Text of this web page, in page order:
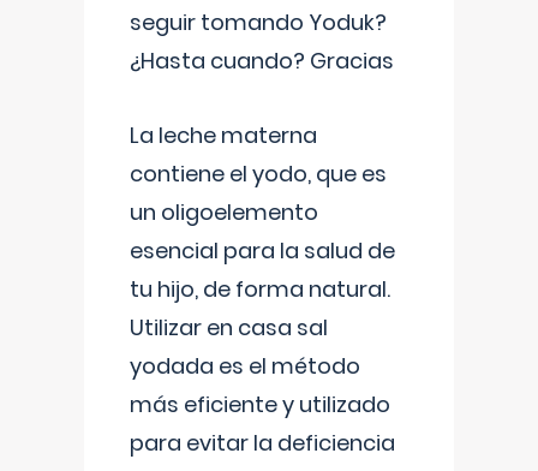
seguir tomando Yoduk?
¿Hasta cuando? Gracias
La leche materna
contiene el yodo, que es
un oligoelemento
esencial para la salud de
tu hijo, de forma natural.
Utilizar en casa sal
yodada es el método
más eficiente y utilizado
para evitar la deficiencia